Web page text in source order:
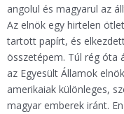
angolul és magyarul az
Az elnök egy hirtelen
tartott papírt, és
összetépem. Túl rég óta
az Egyesült Államok
amerikaiak különleges,
magyar emberek iránt.